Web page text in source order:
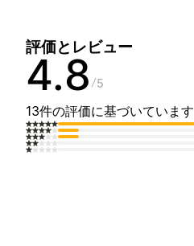
評価とレビュー
4.8 5
13件の評価に基づいています